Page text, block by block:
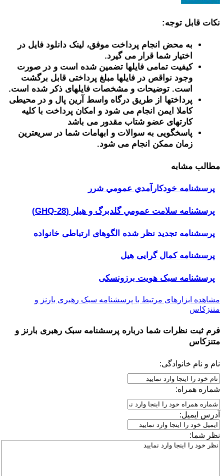
نکات قابل توجه:
به محض انجام پرداخت موفق، لینک دانلود فایل در
اختیار شما قرار می گیرد.
کیفیت تمامی فایلها تضمین شده است و در صورت
وجود نواقص در فایلها مبلغ پرداختی قابل برگشت
است. توضیحات و مشخصات فایلهای ذکر شده است.
پرداختها از طریق درگاه واسط آرین پال و در محیطی
کاملا ایمن انجام می شود و امکان پرداخت با کلیه
کارتهای عضو شتاب مقدور می باشد
پاسخگویی به سوالات و ابهامات شما در سریعترین
زمان ممکن انجام می شود.
مطالب مشابه
پرسشنامه خودكارآمدي عمومي شرر
پرسشنامه سلامت عمومي گلدبرگ و هیلر (GHQ-28)
پرسشنامه تجدید نظر شده الگوهای ارتباطی خانواده
پرسشنامه کمال گرایی هیل
پرسشنامه سبک هویت برزونسکی
مشاهده ابزارهای مرتبط با پرسشنامه سبک رهبری بارنز و
متنزکاس
فرم ثبت نظرات شما درباره پرسشنامه سبک رهبری بارنز و
متنزکاس
نام و نام خانوادگی:
شماره همراه:
آدرس ایمیل:
نظر شما: